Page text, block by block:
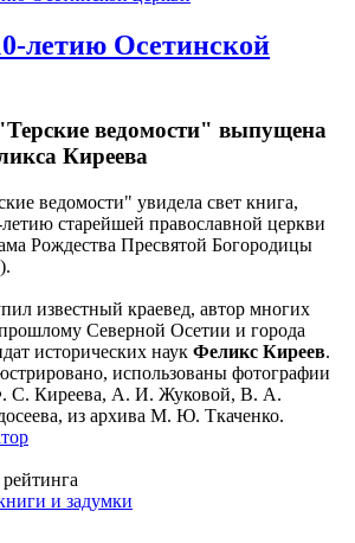
летию Осетинской
ведомости" выпущена
Киреева
ведомости" увидела свет книга,
старейшей православной церкви
Рождества Пресвятой Богородицы
известный краевед, автор многих
Северной Осетии и города
исторических наук Феликс Киреев.
использованы фотографии
С. Киреева, А. И. Жуковой, В. А.
из архива М. Ю. Ткаченко.